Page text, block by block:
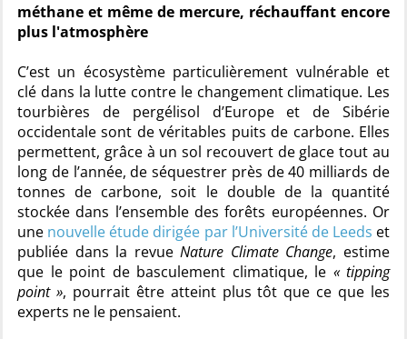
méthane et même de mercure, réchauffant encore
plus l'atmosphère
C’est un écosystème particulièrement vulnérable et
clé dans la lutte contre le changement climatique. Les
tourbières de pergélisol d’Europe et de Sibérie
occidentale sont de véritables puits de carbone. Elles
permettent, grâce à un sol recouvert de glace tout au
long de l’année, de séquestrer près de 40 milliards de
tonnes de carbone, soit le double de la quantité
stockée dans l’ensemble des forêts européennes. Or
une nouvelle étude dirigée par l’Université de Leeds et
publiée dans la revueNature Climate Change, estime
que le point de basculement climatique, le « tipping
point », pourrait être atteint plus tôt que ce que les
experts ne le pensaient.